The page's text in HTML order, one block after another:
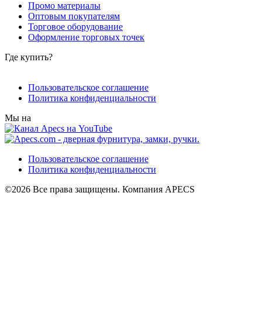
Промо материалы
Оптовым покупателям
Торговое оборудование
Оформление торговых точек
Где купить?
Пользовательское соглашение
Политика конфиденциальности
Мы на
Пользовательское соглашение
Политика конфиденциальности
©2026 Все права защищены. Компания APECS